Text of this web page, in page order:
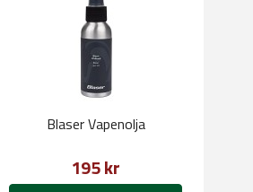
Blaser Vapenolja
195 kr